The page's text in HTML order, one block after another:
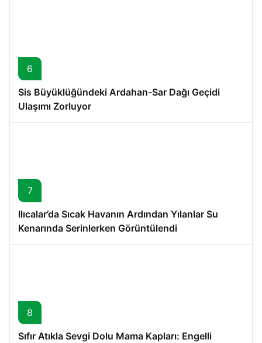
6
Sis Büyüklüğündeki Ardahan-Sar Dağı Geçidi
Ulaşımı Zorluyor
7
Ilıcalar’da Sıcak Havanın Ardından Yılanlar Su
Kenarında Serinlerken Görüntülendi
8
Sıfır Atıkla Sevgi Dolu Mama Kapları: Engelli